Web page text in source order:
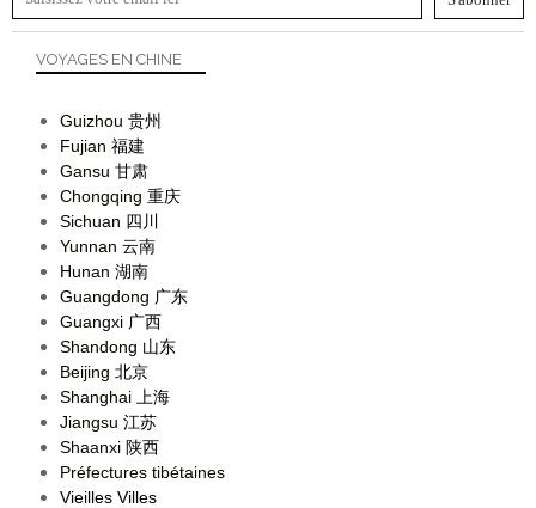
VOYAGES EN CHINE
Guizhou 贵州
Fujian 福建
Gansu 甘肃
Chongqing 重庆
Sichuan 四川
Yunnan 云南
Hunan 湖南
Guangdong 广东
Guangxi 广西
Shandong 山东
Beijing 北京
Shanghai 上海
Jiangsu 江苏
Shaanxi 陕西
Préfectures tibétaines
Vieilles Villes